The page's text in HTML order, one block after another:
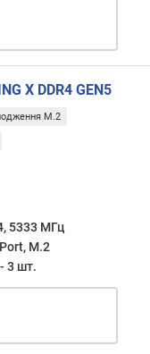
X DDR4 GEN5
M.2
5333 МГц
M.2
3 шт.